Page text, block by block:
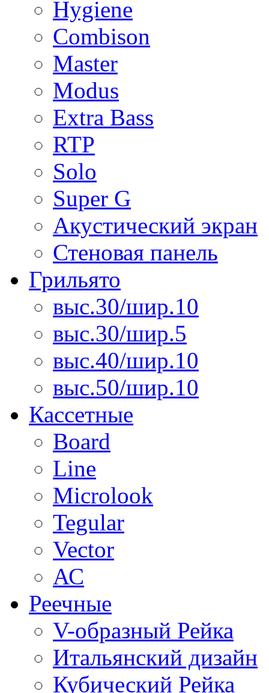
Hygiene
Combison
Master
Modus
Extra Bass
RTP
Solo
Super G
Акустический экран
Стеновая панель
Грильято
выс.30/шир.10
выс.30/шир.5
выс.40/шир.10
выс.50/шир.10
Кассетные
Board
Line
Microlook
Tegular
Vector
АС
Реечные
V-образный Рейка
Итальянский дизайн
Кубический Рейка